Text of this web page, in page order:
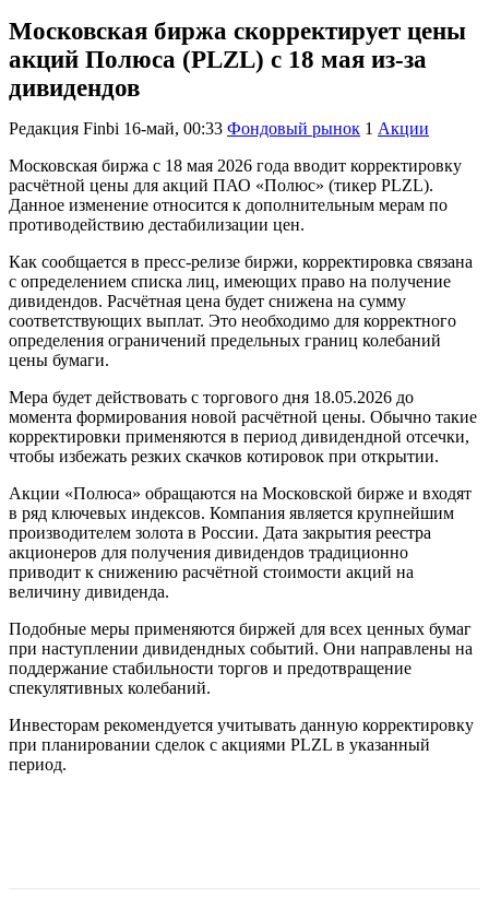
Московская биржа скорректирует цены
акций Полюса (PLZL) с 18 мая из-за
дивидендов
Редакция Finbi 16-май, 00:33 Фондовый рынок 1 Акции
Московская биржа с 18 мая 2026 года вводит корректировку
расчётной цены для акций ПАО «Полюс» (тикер PLZL).
Данное изменение относится к дополнительным мерам по
противодействию дестабилизации цен.
Как сообщается в пресс-релизе биржи, корректировка связана
с определением списка лиц, имеющих право на получение
дивидендов. Расчётная цена будет снижена на сумму
соответствующих выплат. Это необходимо для корректного
определения ограничений предельных границ колебаний
цены бумаги.
Мера будет действовать с торгового дня 18.05.2026 до
момента формирования новой расчётной цены. Обычно такие
корректировки применяются в период дивидендной отсечки,
чтобы избежать резких скачков котировок при открытии.
Акции «Полюса» обращаются на Московской бирже и входят
в ряд ключевых индексов. Компания является крупнейшим
производителем золота в России. Дата закрытия реестра
акционеров для получения дивидендов традиционно
приводит к снижению расчётной стоимости акций на
величину дивиденда.
Подобные меры применяются биржей для всех ценных бумаг
при наступлении дивидендных событий. Они направлены на
поддержание стабильности торгов и предотвращение
спекулятивных колебаний.
Инвесторам рекомендуется учитывать данную корректировку
при планировании сделок с акциями PLZL в указанный
период.